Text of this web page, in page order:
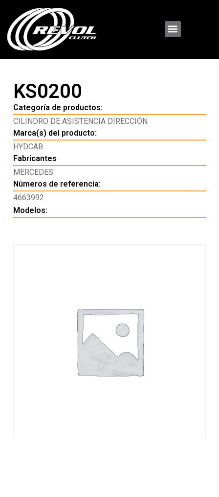
KS0200
Categoría de productos:
CILINDRO DE ASISTENCIA DIRECCIÓN
Marca(s) del producto:
HYDCAB
Fabricantes
MERCEDES
Números de referencia:
4663992
Modelos: